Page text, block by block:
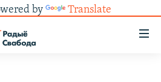
by Translate